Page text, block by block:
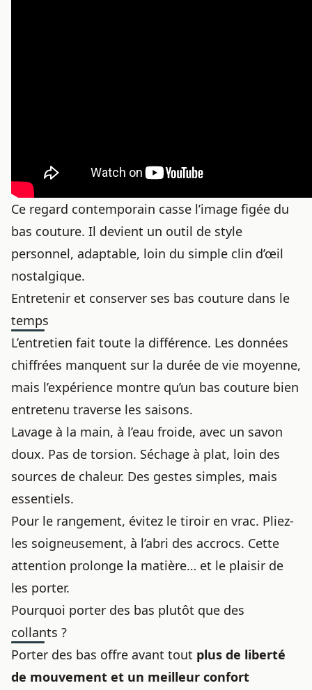
Ce regard contemporain casse l’image figée du
bas couture. Il devient un outil de style
personnel, adaptable, loin du simple clin d’œil
nostalgique.
Entretenir et conserver ses bas couture dans le
temps
L’entretien fait toute la différence. Les données
chiffrées manquent sur la durée de vie moyenne,
mais l’expérience montre qu’un bas couture bien
entretenu traverse les saisons.
Lavage à la main, à l’eau froide, avec un savon
doux. Pas de torsion. Séchage à plat, loin des
sources de chaleur. Des gestes simples, mais
essentiels.
Pour le rangement, évitez le tiroir en vrac. Pliez-
les soigneusement, à l’abri des accrocs. Cette
attention prolonge la matière… et le plaisir de
les porter.
Pourquoi porter des bas plutôt que des
collants ?
Porter des bas offre avant tout plus de liberté
de mouvement et un meilleur confort